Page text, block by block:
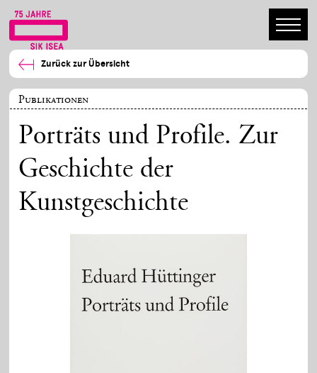
Zurück zur Übersicht
Publikationen
Porträts und Profile. Zur
Geschichte der
Kunstgeschichte